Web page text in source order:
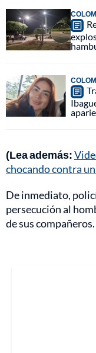
(Lea además:
chocando contra
De inmediato,
persecución al
de sus compañeros.